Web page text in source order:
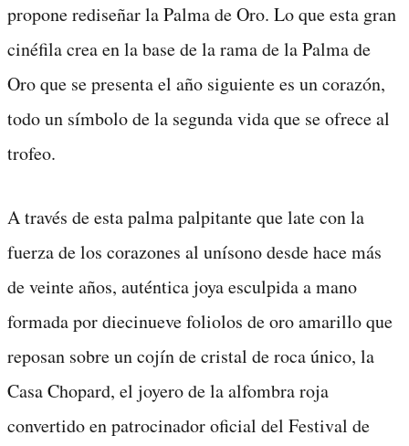
propone rediseñar la Palma de Oro. Lo que esta gran
cinéfila crea en la base de la rama de la Palma de
Oro que se presenta el año siguiente es un corazón,
todo un símbolo de la segunda vida que se ofrece al
trofeo.
A través de esta palma palpitante que late con la
fuerza de los corazones al unísono desde hace más
de veinte años, auténtica joya esculpida a mano
formada por diecinueve foliolos de oro amarillo que
reposan sobre un cojín de cristal de roca único, la
Casa Chopard, el joyero de la alfombra roja
convertido en patrocinador oficial del Festival de